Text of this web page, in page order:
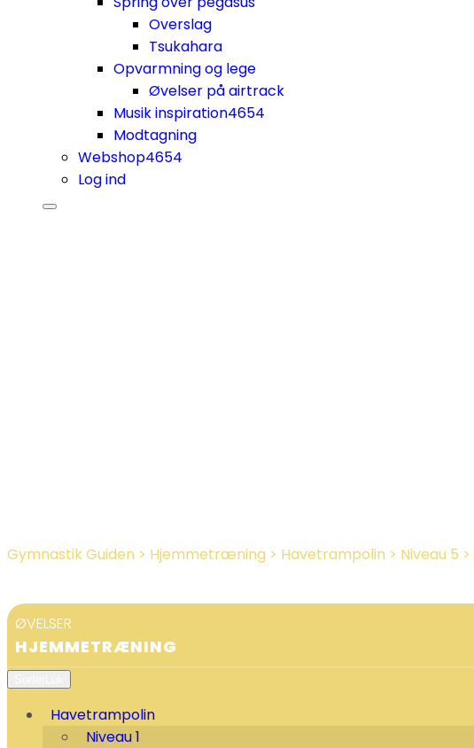
Overslag
Tsukahara
Opvarmning og lege
Øvelser på airtrack
Musik inspiration4654
Modtagning
Webshop4654
Log ind
Gymnastik Guiden > Hjemmetræning > Havetrampolin > Niveau 5 >
ØVELSER
HJEMMETRÆNING
Havetrampolin
Niveau 1